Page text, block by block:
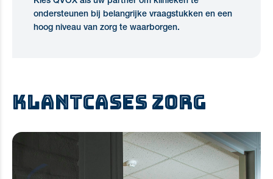
ondersteunen bij belangrijke vraagstukken en een
hoog niveau van zorg te waarborgen.
KLANTCASES ZORG